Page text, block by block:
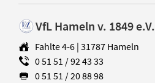
VfL Hameln v. 1849 e.V.
Fahlte 4-6 | 31787 Hameln
0 51 51 / 92 43 33
0 51 51 / 20 88 98